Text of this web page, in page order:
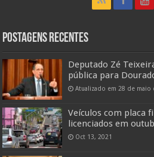
Postagens Recentes
Deputado Zé
pública para
Atualizado em 28 de maio
Veículos com placa
licenciados em
Oct 13, 2021